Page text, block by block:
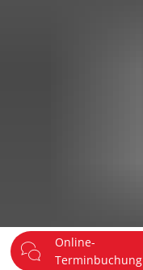
Online-
Terminbuchung